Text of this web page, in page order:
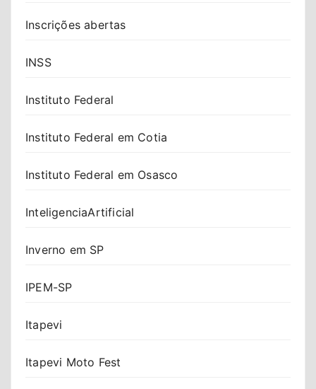
Inscrições abertas
INSS
Instituto Federal
Instituto Federal em Cotia
Instituto Federal em Osasco
InteligenciaArtificial
Inverno em SP
IPEM-SP
Itapevi
Itapevi Moto Fest